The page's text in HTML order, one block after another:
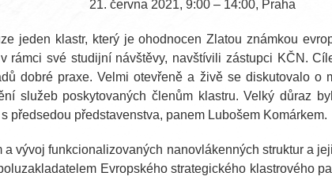
21. června 2021, 9:00 – 14:00, Praha
jeden klastr, který je ohodnocen Zlatou známkou
rámci své studijní návštěvy, navštívili zástupci KČN.
dobré praxe. Velmi otevřeně a živě se diskutovalo o
služeb poskytovaných členům klastru. Velký důraz
předsedou představenstva, panem Lubošem Komárkem.
vývoj funkcionalizovaných nanovlákenných struktur a
Evropského strategického klastrového